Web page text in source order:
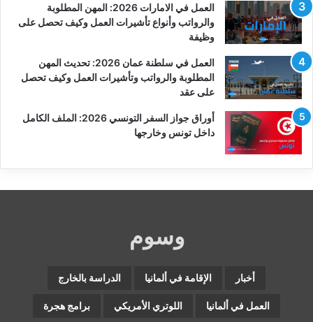
العمل في الامارات 2026: المهن المطلوبة
والرواتب وأنواع تأشيرات العمل وكيف تحصل على
وظيفة
العمل في سلطنة عمان 2026: تحديث المهن
المطلوبة والرواتب وتأشيرات العمل وكيف تحصل
على عقد
أوراق جواز السفر التونسي 2026: الملف الكامل
داخل تونس وخارجها
وسوم
أخبار الإقامة في ألمانيا الدراسة بالخارج
العمل في ألمانيا اللوتري الأمريكي برامج هجرة